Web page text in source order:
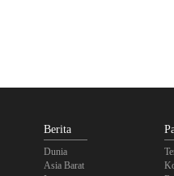
Berita
Dunia
Asia Barat